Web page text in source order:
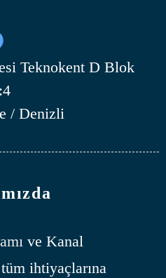
Teknokent D Blok
/ Denizli
ve Kanal
ihtiyaçlarına